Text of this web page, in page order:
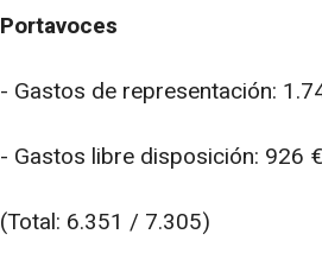
Portavoces
- Gastos de representación:
- Gastos libre disposición: 926 €
(Total: 6.351 / 7.305)